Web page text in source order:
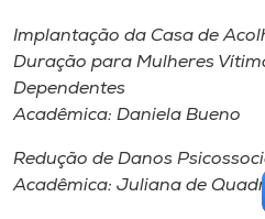
Implantação da Casa de
Duração para Mulheres
Dependentes
Acadêmica: Daniela Bueno
Redução de Danos
Acadêmica: Juliana de